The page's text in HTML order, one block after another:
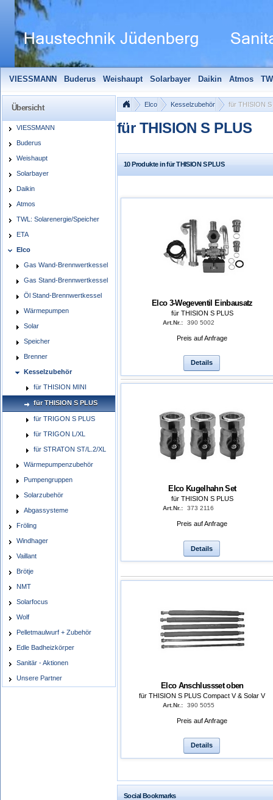
VIESSMANN Buderus Weishaupt Solarbayer Daikin Atmos
Solarfocus
Wolf Pelletmaulwurf + Zubehör Edle Badheizkörper
Übersicht
VIESSMANN
Buderus
Weishaupt
Solarbayer
Daikin
Atmos
TWL: Solarenergie/Speicher
ETA
Elco
Gas Wand-Brennwertkessel
Gas Stand-Brennwertkessel
Öl Stand-Brennwertkessel
Wärmepumpen
Solar
Speicher
Brenner
Kesselzubehör
für THISION MINI
für THISION S PLUS
für TRIGON S PLUS
für TRIGON L/XL
für STRATON ST/L.2/XL
Wärmepumpenzubehör
Pumpengruppen
Solarzubehör
Abgassysteme
Fröling
Windhager
Vaillant
Brötje
NMT
Solarfocus
Wolf
Pelletmaulwurf + Zubehör
Edle Badheizkörper
Sanitär - Aktionen
Unsere Partner
Elco Kesselzubehör für THISION S
für THISION S PLUS
10 Produkte in für THISION S PLUS
Elco 3-Wegeventil Einbausatz
für THISION S PLUS
Art.Nr.: 390 5002
Preis auf Anfrage
Details
Elco Kugelhahn Set
für THISION S PLUS
Art.Nr.: 373 2116
Preis auf Anfrage
Details
Elco Anschlussset oben
für THISION S PLUS Compact V & Solar V
Art.Nr.: 390 5055
Preis auf Anfrage
Details
Social Bookmarks